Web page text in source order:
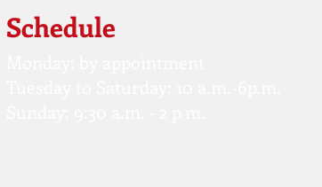
Schedule